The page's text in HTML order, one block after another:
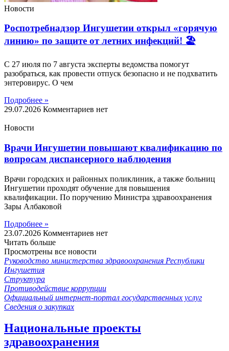
Новости
Роспотребнадзор Ингушетии открыл «горячую
линию» по защите от летних инфекций! 🏖
С 27 июля по 7 августа эксперты ведомства помогут
разобраться, как провести отпуск безопасно и не подхватить
энтеровирус. О чем
Подробнее »
29.07.2026 Комментариев нет
Новости
Врачи Ингушетии повышают квалификацию по
вопросам диспансерного наблюдения
Врачи городских и районных поликлиник, а также больниц
Ингушетии проходят обучение для повышения
квалификации. По поручению Министра здравоохранения
Зары Албаковой
Подробнее »
23.07.2026 Комментариев нет
Читать больше
Просмотрены все новости
Руководство министерства здравоохранения Республики
Ингушетия
Структура
Противодействие коррупции
Официальный интернет-портал государственных услуг
Сведения о закупках
Национальные проекты
здравоохранения